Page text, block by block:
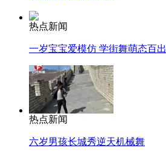
热点新闻
一岁宝宝爱模仿 学街舞萌态百出
热点新闻
六岁男孩长城秀逆天机械舞